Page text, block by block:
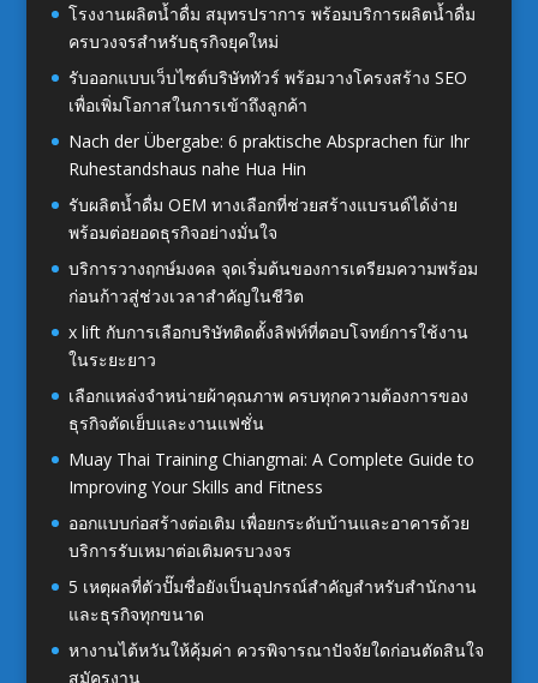
โรงงานผลิตน้ำดื่ม สมุทรปราการ พร้อมบริการผลิตน้ำดื่ม
ครบวงจรสำหรับธุรกิจยุคใหม่
รับออกแบบเว็บไซต์บริษัททัวร์ พร้อมวางโครงสร้าง SEO
เพื่อเพิ่มโอกาสในการเข้าถึงลูกค้า
Nach der Übergabe: 6 praktische Absprachen für Ihr
Ruhestandshaus nahe Hua Hin
รับผลิตน้ำดื่ม OEM ทางเลือกที่ช่วยสร้างแบรนด์ได้ง่าย
พร้อมต่อยอดธุรกิจอย่างมั่นใจ
บริการวางฤกษ์มงคล จุดเริ่มต้นของการเตรียมความพร้อม
ก่อนก้าวสู่ช่วงเวลาสำคัญในชีวิต
x lift กับการเลือกบริษัทติดตั้งลิฟท์ที่ตอบโจทย์การใช้งาน
ในระยะยาว
เลือกแหล่งจำหน่ายผ้าคุณภาพ ครบทุกความต้องการของ
ธุรกิจตัดเย็บและงานแฟชั่น
Muay Thai Training Chiangmai: A Complete Guide to
Improving Your Skills and Fitness
ออกแบบก่อสร้างต่อเติม เพื่อยกระดับบ้านและอาคารด้วย
บริการรับเหมาต่อเติมครบวงจร
5 เหตุผลที่ตัวปั๊มชื่อยังเป็นอุปกรณ์สำคัญสำหรับสำนักงาน
และธุรกิจทุกขนาด
หางานไต้หวันให้คุ้มค่า ควรพิจารณาปัจจัยใดก่อนตัดสินใจ
สมัครงาน